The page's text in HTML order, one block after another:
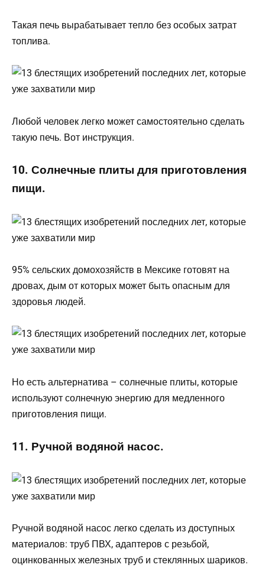
Такая печь вырабатывает тепло без особых затрат
топлива.
Любой человек легко может самостоятельно сделать
такую печь. Вот инструкция.
10. Солнечные плиты для приготовления
пищи.
95% сельских домохозяйств в Мексике готовят на
дровах, дым от которых может быть опасным для
здоровья людей.
Но есть альтернатива – солнечные плиты, которые
используют солнечную энергию для медленного
приготовления пищи.
11. Ручной водяной насос.
Ручной водяной насос легко сделать из доступных
материалов: труб ПВХ, адаптеров с резьбой,
оцинкованных железных труб и стеклянных шариков.